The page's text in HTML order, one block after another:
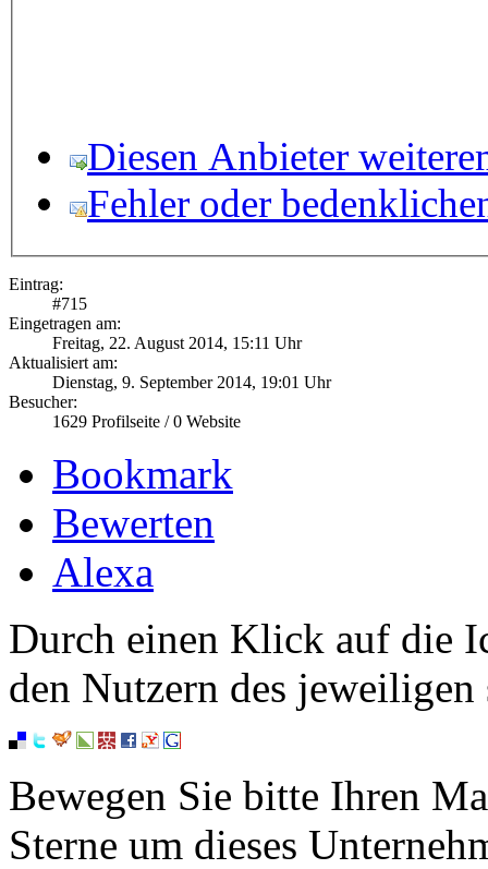
Diesen Anbieter
Fehler oder
Eintrag:
#715
Eingetragen am:
Freitag, 22. August 2014, 15:11 Uhr
Aktualisiert am:
Dienstag, 9. September 2014, 19:01 Uhr
Besucher:
1629 Profilseite /0 Website
Bookmark
Bewerten
Alexa
Durch einen Klick auf die
den Nutzern des
Bewegen Sie bitte Ihren
Sterne um dieses